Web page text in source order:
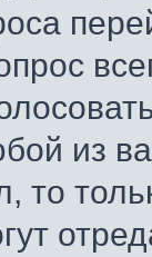
из
то